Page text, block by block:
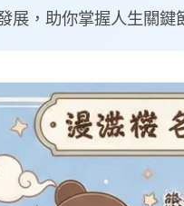
展，助你掌握人生關鍵